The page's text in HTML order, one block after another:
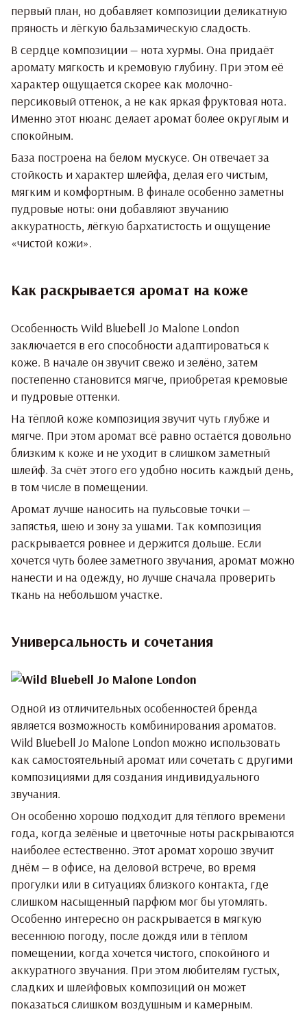
первый план, но добавляет композиции деликатную
пряность и лёгкую бальзамическую сладость.
В сердце композиции — нота хурмы. Она придаёт
аромату мягкость и кремовую глубину. При этом её
характер ощущается скорее как молочно-
персиковый оттенок, а не как яркая фруктовая нота.
Именно этот нюанс делает аромат более округлым и
спокойным.
База построена на белом мускусе. Он отвечает за
стойкость и характер шлейфа, делая его чистым,
мягким и комфортным. В финале особенно заметны
пудровые ноты: они добавляют звучанию
аккуратность, лёгкую бархатистость и ощущение
«чистой кожи».
Как раскрывается аромат на коже
Особенность Wild Bluebell Jo Malone London
заключается в его способности адаптироваться к
коже. В начале он звучит свежо и зелёно, затем
постепенно становится мягче, приобретая кремовые
и пудровые оттенки.
На тёплой коже композиция звучит чуть глубже и
мягче. При этом аромат всё равно остаётся довольно
близким к коже и не уходит в слишком заметный
шлейф. За счёт этого его удобно носить каждый день,
в том числе в помещении.
Аромат лучше наносить на пульсовые точки —
запястья, шею и зону за ушами. Так композиция
раскрывается ровнее и держится дольше. Если
хочется чуть более заметного звучания, аромат можно
нанести и на одежду, но лучше сначала проверить
ткань на небольшом участке.
Универсальность и сочетания
Одной из отличительных особенностей бренда
является возможность комбинирования ароматов.
Wild Bluebell Jo Malone London можно использовать
как самостоятельный аромат или сочетать с другими
композициями для создания индивидуального
звучания.
Он особенно хорошо подходит для тёплого времени
года, когда зелёные и цветочные ноты раскрываются
наиболее естественно. Этот аромат хорошо звучит
днём — в офисе, на деловой встрече, во время
прогулки или в ситуациях близкого контакта, где
слишком насыщенный парфюм мог бы утомлять.
Особенно интересно он раскрывается в мягкую
весеннюю погоду, после дождя или в тёплом
помещении, когда хочется чистого, спокойного и
аккуратного звучания. При этом любителям густых,
сладких и шлейфовых композиций он может
показаться слишком воздушным и камерным.